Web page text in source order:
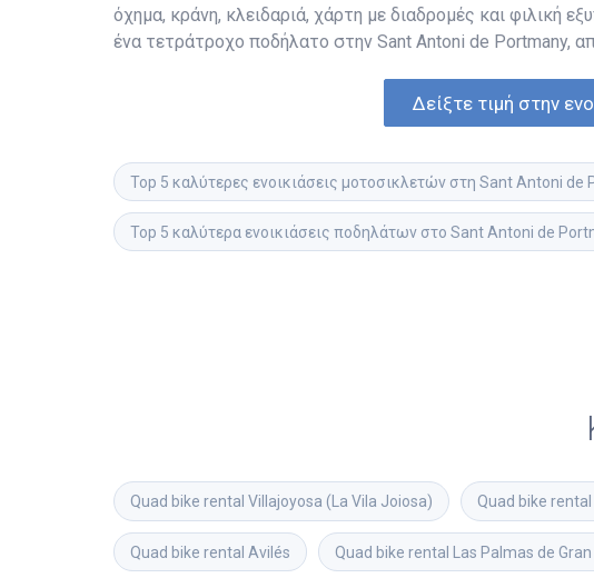
όχημα, κράνη, κλειδαριά, χάρτη με διαδρομές και φιλική
ένα τετράτροχο ποδήλατο στην Sant Antoni de Portmany,
Δείξτε τιμή στην
Top 5 καλύτερες ενοικιάσεις μοτοσικλετών στη Sant Antoni de
Top 5 καλύτερα ενοικιάσεις ποδηλάτων στο Sant Antoni de
Quad bike rental Villajoyosa (La Vila Joiosa) Quad bike rental
Quad bike rental Avilés Quad bike rental Las Palmas de